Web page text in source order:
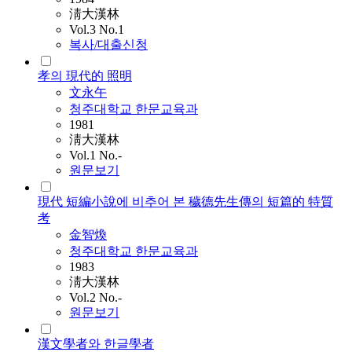
淸大漢林
Vol.3 No.1
복사/대출신청
孝의 現代的 照明
文永午
청주대학교 한문교육과
1981
淸大漢林
Vol.1 No.-
원문보기
現代 短編小說에 비추어 본 穢德先生傳의 短篇的 特質
考
金智煥
청주대학교 한문교육과
1983
淸大漢林
Vol.2 No.-
원문보기
漢文學者와 한글學者